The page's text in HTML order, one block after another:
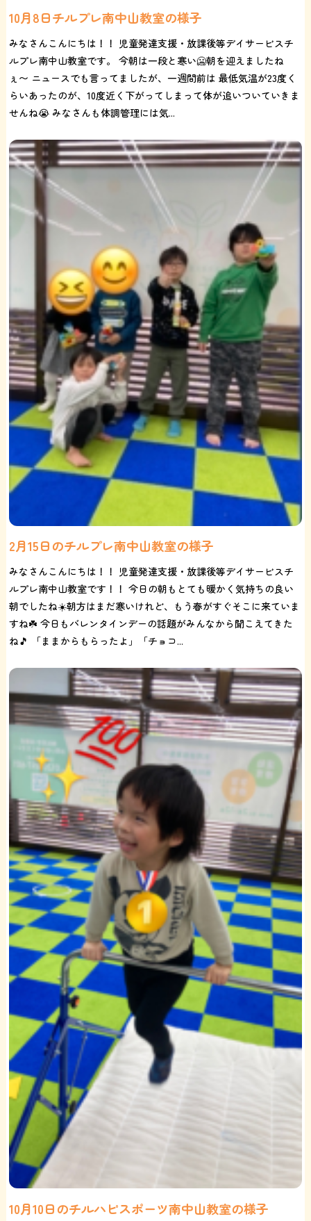
10月8日チルプレ南中山教室の様子
みなさんこんにちは！！ 児童発達支援・放課後等デイサービスチ
ルプレ南中山教室です。 今朝は一段と寒い🥶朝を迎えましたね
ぇ〜 ニュースでも言ってましたが、一週間前は 最低気温が23度く
らいあったのが、10度近く下がってしまって体が追いついていきま
せんね😭 みなさんも体調管理には気...
2月15日のチルプレ南中山教室の様子
みなさんこんにちは！！ 児童発達支援・放課後等デイサービスチ
ルプレ南中山教室です！！ 今日の朝もとても暖かく気持ちの良い
朝でしたね☀️朝方はまだ寒いけれど、もう春がすぐそこに来ていま
すね☘️ 今日もバレンタインデーの話題がみんなから聞こえてきた
ね🎵 「ままからもらったよ」「チョコ...
10月10日のチルハピスポーツ南中山教室の様子